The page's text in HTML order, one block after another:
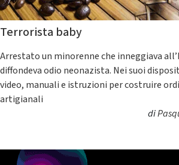
Terrorista baby
Arrestato un minorenne che inneggiava
diffondeva odio neonazista. Nei suoi
video, manuali e istruzioni per costruire
artigianali
di